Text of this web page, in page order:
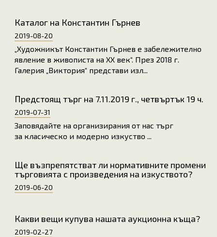
Каталог на Константин Гърнев
2019-08-20
„Художникът Константин Гърнев е забележително
явление в живописта на ХХ век“. През 2018 г.
Галерия „Виктория“ представи изл...
Предстоящ търг на 7.11.2019 г., четвъртък 19 ч.
2019-07-31
Заповядайте на организирания от нас търг
за класическо и модерно изкуство ...
Ще възпрепятстват ли нормативните промени
търговията с произведения на изкуството?
2019-06-20
Какви вещи купува нашата аукционна къща?
2019-02-27